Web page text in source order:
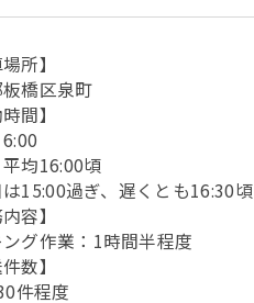
所】
橋区泉町
間】
6:00
均16:00頃
15:00過ぎ、遅くとも16:30頃
容】
ング作業：1時間半程度
数】
件程度